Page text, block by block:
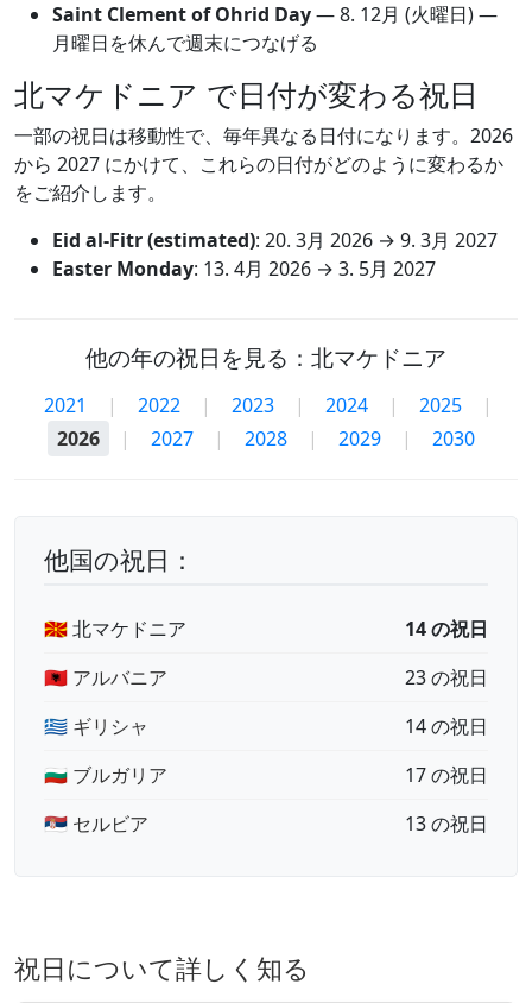
Saint Clement of Ohrid Day—8. 12月 (火曜日) —
月曜日を休んで週末につなげる
北マケドニア で日付が変わる祝日
一部の祝日は移動性で、毎年異なる日付になります。2026
から 2027 にかけて、これらの日付がどのように変わるか
をご紹介します。
Eid al-Fitr (estimated): 20. 3月 2026 → 9. 3月 2027
Easter Monday: 13. 4月 2026 → 3. 5月 2027
他の年の祝日を見る：北マケドニア
2021 | 2022 | 2023 | 2024 | 2025
|
2026
| 2027 | 2028 | 2029 | 2030
他国の祝日：
🇲🇰 北マケドニア
14 の祝日
🇦🇱 アルバニア
23 の祝日
🇬🇷 ギリシャ
14 の祝日
🇧🇬 ブルガリア
17 の祝日
🇷🇸 セルビア
13 の祝日
祝日について詳しく知る